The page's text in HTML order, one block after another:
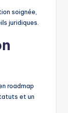
soignée,
juridiques.
roadmap
et un